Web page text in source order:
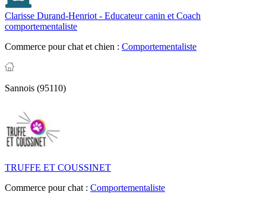
Clarisse Durand-Henriot - Educateur canin et Coach
comportementaliste
Commerce pour chat et chien : Comportementaliste
Sannois (95110)
TRUFFE ET COUSSINET
Commerce pour chat : Comportementaliste